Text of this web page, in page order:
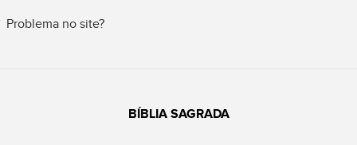
Problema no site?
BÍBLIA SAGRADA